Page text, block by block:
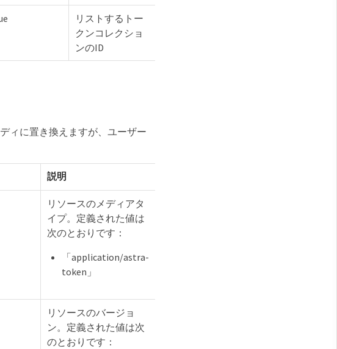
リストするトー
クンコレクショ
ンのID
ィに置き換えますが、ユーザー
説明
リソースのメディアタ
イプ。定義された値は
次のとおりです：
「application/astra-
token」
リソースのバージョ
ン。定義された値は次
のとおりです：